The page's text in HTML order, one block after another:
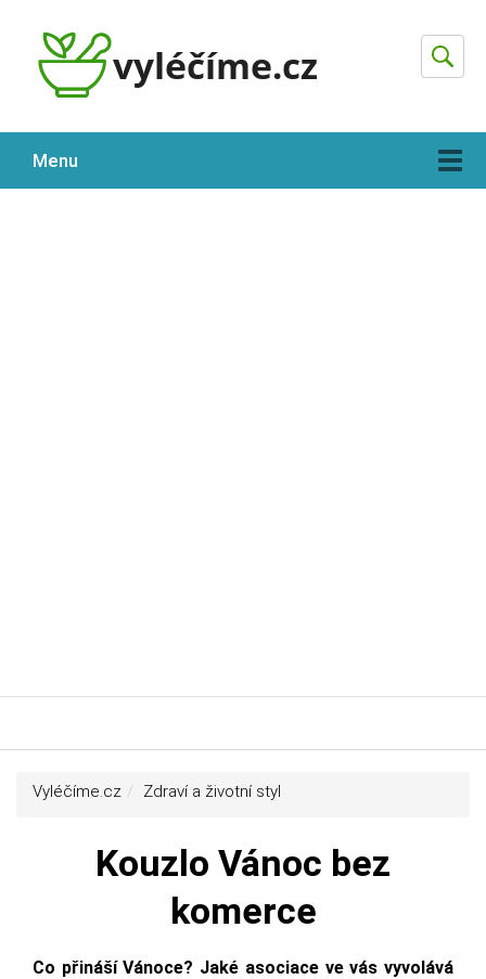
Hledat
Menu
Vyléčíme.cz Zdraví a životní styl
Kouzlo Vánoc bez
komerce
Co přináší Vánoce? Jaké asociace ve vás vyvolává